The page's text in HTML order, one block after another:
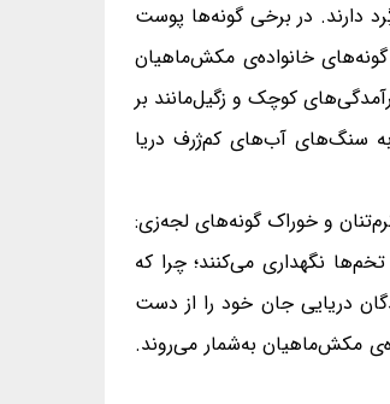
دارند. در برخی گونه‌ها پوست
خانواده‌ی مکش‌ماهیان
کوچک و زگیل‌مانند بر
سنگ‌های آب‌های کم‌ژرف دریا
و خوراک گونه‌های لجه‌زی:
نگهداری می‌کنند؛ چرا که
دریایی جان خود را از دست
و بزرگ‌ترین گونه‌های خانواده‌ی مکش‌ماهیان به‌شمار می‌روند.